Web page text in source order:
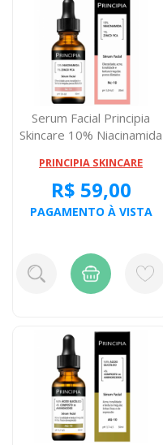
Serum Facial Principia
Skincare 10% Niacinamida
PRINCIPIA SKINCARE
R$ 59,00
PAGAMENTO À VISTA